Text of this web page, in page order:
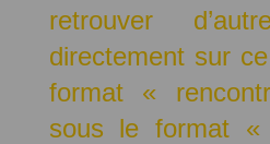
retrouver
directement sur
format «
sous le format «